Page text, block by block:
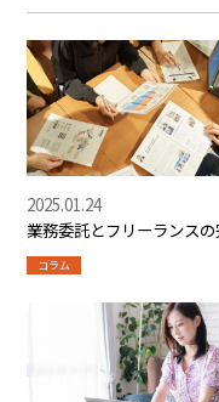
業務委託とフリーランス
ガイド｜契約・税金・収入
自由度・安定性まで5つのポ
2025.01.24
コラム